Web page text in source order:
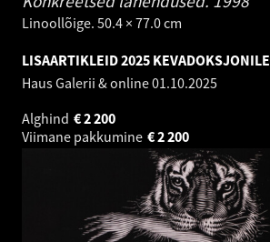
Linoollõige. 50.4 × 77.0 cm
LISAARTIKLEID 2025 KEVADOKSJONILE
Haus Galerii & online01.10.2025
Alghind
2 200
€
Viimane pakkumine
2 200
€